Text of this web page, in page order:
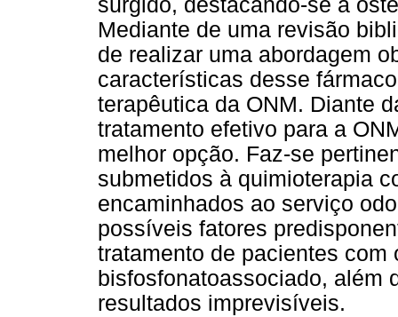
surgido, destacando-se a
Mediante de uma revisão
de realizar uma abordagem
características desse
terapêutica da ONM. Diante
tratamento efetivo para a
melhor opção. Faz-se
submetidos à quimioterapia
encaminhados ao serviço
possíveis fatores
tratamento de pacientes
bisfosfonatoassociado, além
resultados imprevisíveis.